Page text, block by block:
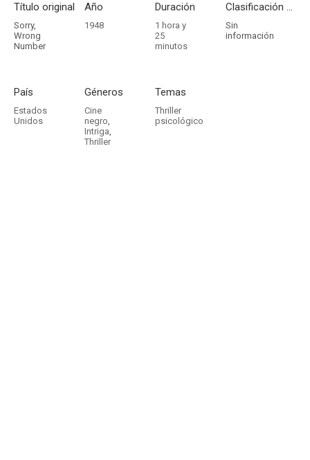
Título original
Sorry,
Wrong
Number
Año
1948
Duración
1 hora y
25
minutos
Clasificación por edades
Sin
información
País
Estados
Unidos
Géneros
Cine
negro,
Intriga,
Thriller
Temas
Thriller
psicológico